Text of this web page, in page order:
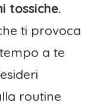
tossiche.
ti provoca
a te
routine